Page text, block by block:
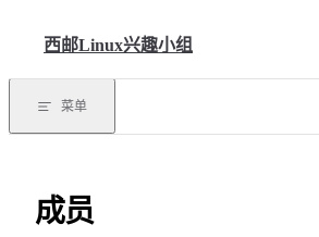
西邮Linux兴趣小组
菜单
成员